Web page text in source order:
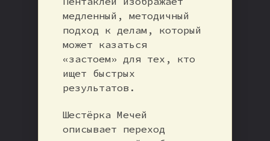
медленный, методичный
подход к делам, который
может казаться
«застоем» для тех, кто
ищет быстрых
результатов.
Шестёрка Мечей
описывает переход